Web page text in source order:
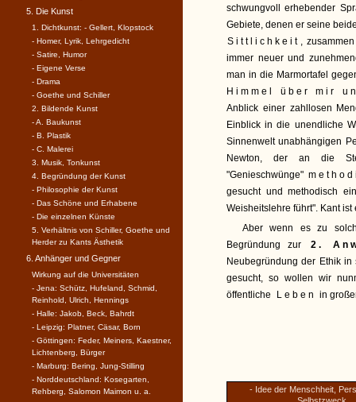
schwungvoll erhebender
Gebiete, denen er seine
Sittlichkeit ,
immer neuer und
man in die Marmortafel
Himmel über mir
Anblick einer zahllosen
Einblick in die unendliche
Sinnenwelt unabhängigen
Newton, der an die
"Genieschwünge"
gesucht und methodisch
Weisheitslehre führt". Kant
Aber wenn es zu
Begründung zur 2.
Neubegründung der Ethik
gesucht, so wollen wir
öffentliche
Leben in
- Idee der Menschheit,
5. Die Kunst
1. Dichtkunst: - Gellert, Klopstock
- Homer, Lyrik, Lehrgedicht
- Satire, Humor
- Eigene Verse
- Drama
- Goethe und Schiller
2. Bildende Kunst
- A. Baukunst
- B. Plastik
- C. Malerei
3. Musik, Tonkunst
4. Begründung der Kunst
- Philosophie der Kunst
- Das Schöne und Erhabene
- Die einzelnen Künste
5. Verhältnis von Schiller, Goethe und
Herder zu Kants Ästhetik
6. Anhänger und Gegner
Wirkung auf die Universitäten
- Jena: Schütz, Hufeland, Schmid,
Reinhold, Ulrich, Hennings
- Halle: Jakob, Beck, Bahrdt
- Leipzig: Platner, Cäsar, Born
- Göttingen: Feder, Meiners, Kaestner,
Lichtenberg, Bürger
- Marburg: Bering, Jung-Stilling
- Norddeutschland: Kosegarten,
Rehberg, Salomon Maimon u. a.